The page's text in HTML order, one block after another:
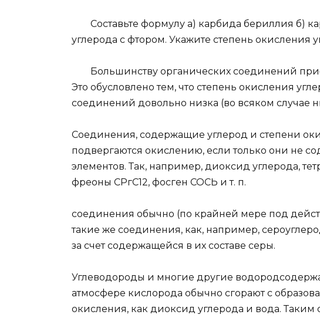
Составьте формулу а) карбида бериллия б)
углерода с фтором. Укажите степень окисления
Большинству органических соединений
Это обусловлено тем, что степень окисления
соединений довольно низка (во всяком случае
Соединения, содержащие углерод и степени
подвергаются окислению, если только они не
элементов. Так, например, диоксид углерода,
фреоны СРгС12, фосген СОСЬ и т. п.
соединения обычно (по крайней мере под
такие же соединения, как, например,
за счет содержащейся в их составе серы.
Углеводороды и многие другие
атмосфере кислорода обычно сгорают с
окисления, как диоксид углерода и вода. Таким